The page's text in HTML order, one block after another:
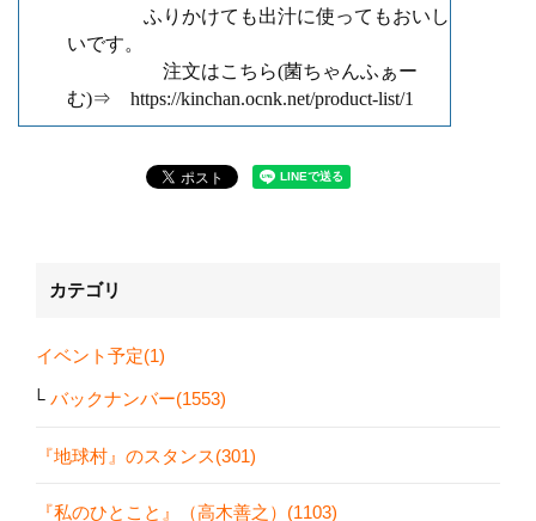
ふりかけても出汁に使ってもおいし
いです。
注文はこちら(菌ちゃんふぁー
む)⇒ https://kinchan.ocnk.net/product-list/1
カテゴリ
イベント予定(1)
バックナンバー(1553)
『地球村』のスタンス(301)
『私のひとこと』（高木善之）(1103)